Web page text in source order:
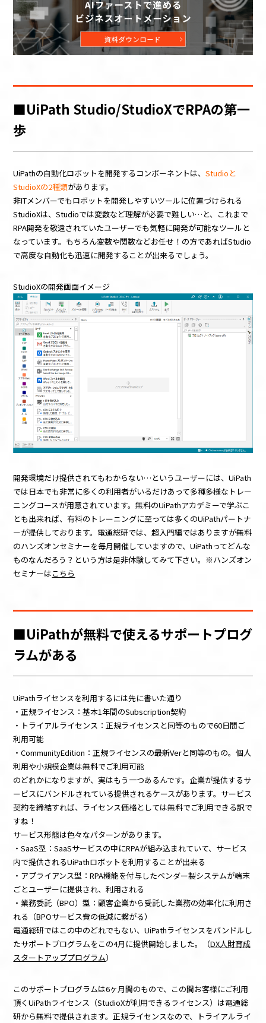
■UiPath Studio/StudioXでRPAの第一
歩
UiPathの自動化ロボットを開発するコンポーネントは、Studioと
StudioXの2種類があります。
非ITメンバーでもロボットを開発しやすいツールに位置づけられる
StudioXは、Studioでは変数など理解が必要で難しい…と、これまで
RPA開発を敬遠されていたユーザーでも気軽に開発が可能なツールと
なっています。もちろん変数や関数などお任せ！の方であればStudio
で高度な自動化も迅速に開発することが出来るでしょう。
StudioXの開発画面イメージ
開発環境だけ提供されてもわからない…というユーザーには、UiPath
では日本でも非常に多くの利用者がいるだけあって多種多様なトレー
ニングコースが用意されています。無料のUiPathアカデミーで学ぶこ
とも出来れば、有料のトレーニングに至っては多くのUiPathパートナ
ーが提供しております。電通総研では、超入門編ではありますが無料
のハンズオンセミナーを毎月開催していますので、UiPathってどんな
ものなんだろう？という方は是非体験してみて下さい。※ハンズオン
セミナーはこちら
■UiPathが無料で使えるサポートプログ
ラムがある
UiPathライセンスを利用するには先に書いた通り
・正規ライセンス：基本1年間のSubscription契約
・トライアルライセンス：正規ライセンスと同等のもので60日間ご
利用可能
・CommunityEdition：正規ライセンスの最新Verと同等のもの。個人
利用や小規模企業は無料でご利用可能
のどれかになりますが、実はもう一つあるんです。企業が提供するサ
ービスにバンドルされている提供されるケースがあります。サービス
契約を締結すれば、ライセンス価格としては無料でご利用できる訳で
すね！
サービス形態は色々なパターンがあります。
・SaaS型：SaaSサービスの中にRPAが組み込まれていて、サービス
内で提供されるUiPathロボットを利用することが出来る
・アプライアンス型：RPA機能を付与したベンダー製システムが端末
ごとユーザーに提供され、利用される
・業務委託（BPO）型：顧客企業から受託した業務の効率化に利用さ
れる（BPOサービス費の低減に繋がる）
電通総研ではこの中のどれでもない、UiPathライセンスをバンドルし
たサポートプログラムをこの4月に提供開始しました。（DX人財育成
スタートアッププログラム）
このサポートプログラムは6ヶ月間のもので、この間お客様にご利用
頂くUiPathライセンス（StudioXが利用できるライセンス）は電通総
研から無料で提供されます。正規ライセンスなので、トライアルライ